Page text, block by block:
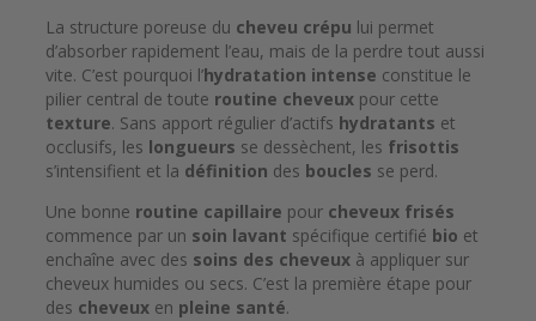
La structure poreuse du cheveu crépu lui permet
d’absorber rapidement l’eau, mais de la perdre tout aussi
vite. C’est pourquoi l’hydratation intense constitue le
pilier central de toute routine cheveux pour cette
texture. Sans apport régulier d’actifs hydratants et
occlusifs, les longueurs se dessèchent, les frisottis
s’intensifient et la définition des boucles se perd.
Une bonne routine capillaire pour cheveux frisés
commence par un soin lavant spécifique certifié bio et
enchaîne avec des soins des cheveux à appliquer sur
cheveux humides ou secs. C’est la première étape pour
des cheveux en pleine santé.